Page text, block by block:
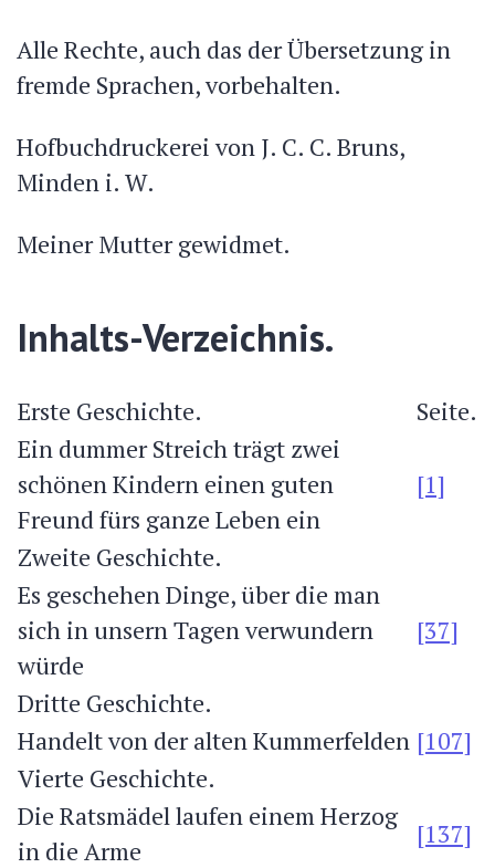
Alle Rechte, auch das der Übersetzung in
fremde Sprachen, vorbehalten.
Hofbuchdruckerei von J. C. C. Bruns,
Minden i. W.
Meiner Mutter gewidmet.
Inhalts-Verzeichnis.
Erste Geschichte.
Seite.
Ein dummer Streich trägt zwei
schönen Kindern einen guten
Freund fürs ganze Leben ein
[1]
Zweite Geschichte.
Es geschehen Dinge, über die man
sich in unsern Tagen verwundern
würde
[37]
Dritte Geschichte.
Handelt von der alten Kummerfelden [107]
Vierte Geschichte.
Die Ratsmädel laufen einem Herzog
in die Arme
[137]